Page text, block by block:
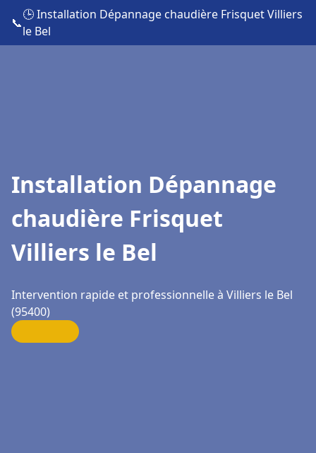
📞
🕒 Installation Dépannage chaudière Frisquet Villiers
le Bel
Installation Dépannage
chaudière Frisquet
Villiers le Bel
Intervention rapide et professionnelle à Villiers le Bel
(95400)